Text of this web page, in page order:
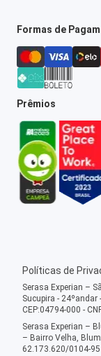
Formas de
Prêmios
Políticas de
Serasa Experian –
Sucupira -
CEP:04794-000 -
Serasa Experian –
– Bairro Velha,
62.173.620/0104-95